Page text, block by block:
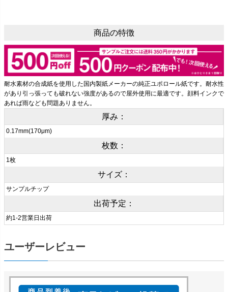
商品の特徴
耐水素材の合成紙を使用した国内製紙メーカーの純正ユポロール紙です。耐水性
があり引っ張っても破れない強度があるので屋外使用に最適です。顔料インクで
あれば雨なども問題ありません。
厚み：
0.17mm(170μm)
枚数：
1枚
サイズ：
サンプルチップ
出荷予定：
約1-2営業日出荷
ユーザーレビュー